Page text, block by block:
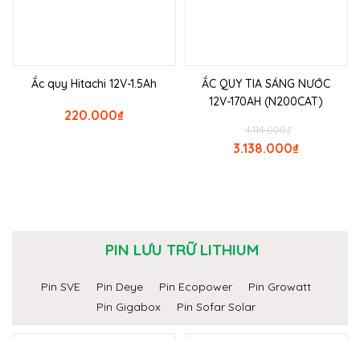
Ắc quy Hitachi 12V-1.5Ah
₫
220.000
ẮC QUY TIA SÁNG NƯỚC
12V-170AH (N200CAT)
₫
4.114.000
₫
3.138.000
PIN LƯU TRỮ LITHIUM
Pin SVE Pin Deye Pin Ecopower
Pin Growatt
Pin Gigabox
Pin Sofar Solar